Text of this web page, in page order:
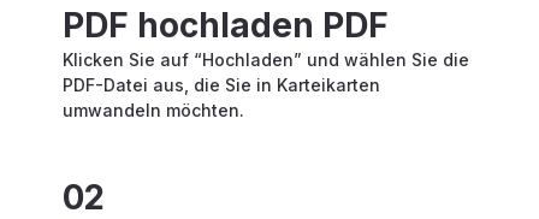
PDF hochladen PDF
Klicken Sie auf “Hochladen” und wählen Sie die
PDF-Datei aus, die Sie in Karteikarten
umwandeln möchten.
02